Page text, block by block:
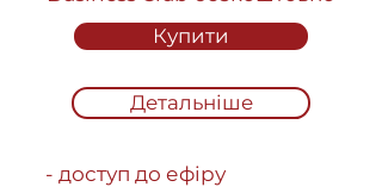
Купити
Детальніше
- доступ до ефіру